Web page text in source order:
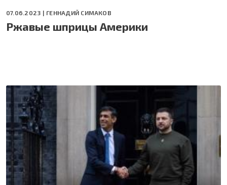
07.06.2023 | ГЕННАДИЙ СИМАКОВ
Ржавые шприцы Америки